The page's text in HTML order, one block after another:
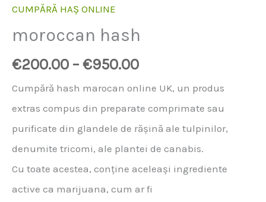
CUMPĂRĂ HAȘ ONLINE
moroccan hash
€200.00 – €950.00
Cumpără hash marocan online UK, un produs
extras compus din preparate comprimate sau
purificate din glandele de rășină ale tulpinilor,
denumite tricomi, ale plantei de canabis.
Cu toate acestea, conține aceleași ingrediente
active ca marijuana, cum ar fi